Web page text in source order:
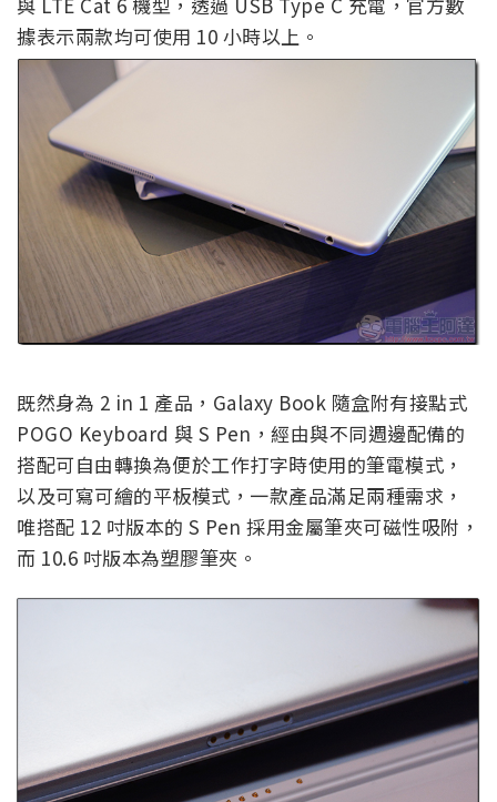
據表示兩款均可使用 10 小時以上。
既然身為 2 in 1 產品，Galaxy Book 隨盒附有接點式
POGO Keyboard 與 S Pen，經由與不同週邊配備的
搭配可自由轉換為便於工作打字時使用的筆電模式，
以及可寫可繪的平板模式，一款產品滿足兩種需求，
唯搭配 12 吋版本的 S Pen 採用金屬筆夾可磁性吸附，
而 10.6 吋版本為塑膠筆夾。